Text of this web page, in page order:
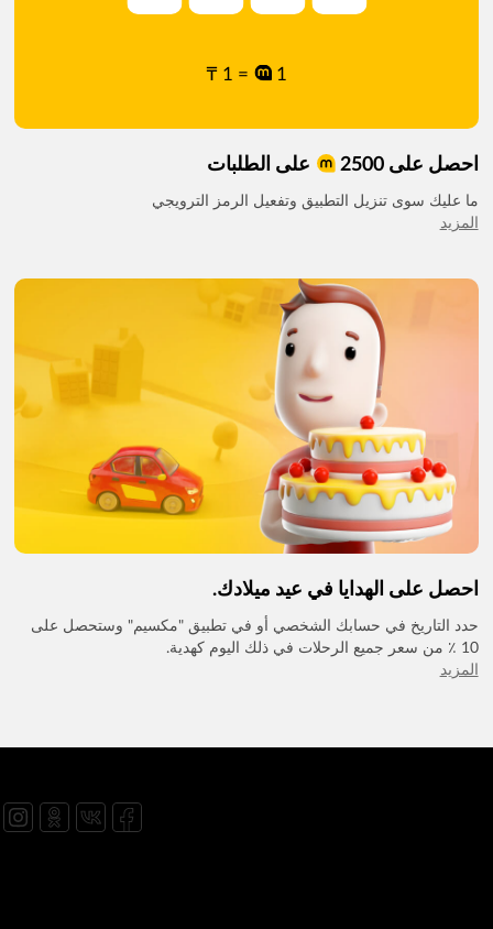
1
= 1 ₸
احصل على 2500 على الطلبات
ما عليك سوى تنزيل التطبيق وتفعيل الرمز الترويجي
المزيد
احصل على الهدايا في عيد ميلادك.
حدد التاريخ في حسابك الشخصي أو في تطبيق "مكسيم" وستحصل على
10 ٪ من سعر جميع الرحلات في ذلك اليوم كهدية.
المزيد